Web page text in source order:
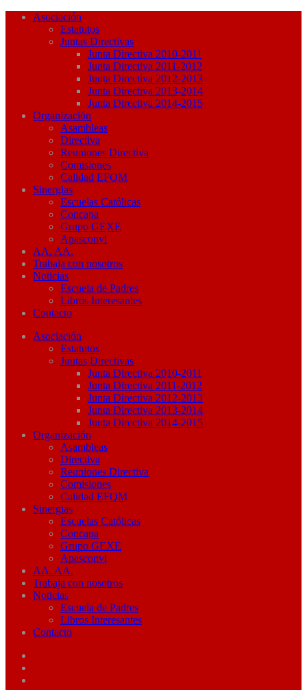
Asociación
Estatutos
Juntas Directivas
Junta Directiva 2010-2011
Junta Directiva 2011-2012
Junta Directiva 2012-2013
Junta Directiva 2013-2014
Junta Directiva 2014-2015
Organización
Asambleas
Directiva
Reuniones Directiva
Comisiones
Calidad EFQM
Sinergias
Escuelas Católicas
Concapa
Grupo GEXE
Apasconvi
AA. AA.
Trabaja con nosotros
Noticias
Escuela de Padres
Libros Interesantes
Contacto
Asociación
Estatutos
Juntas Directivas
Junta Directiva 2010-2011
Junta Directiva 2011-2012
Junta Directiva 2012-2013
Junta Directiva 2013-2014
Junta Directiva 2014-2015
Organización
Asambleas
Directiva
Reuniones Directiva
Comisiones
Calidad EFQM
Sinergias
Escuelas Católicas
Concapa
Grupo GEXE
Apasconvi
AA. AA.
Trabaja con nosotros
Noticias
Escuela de Padres
Libros Interesantes
Contacto